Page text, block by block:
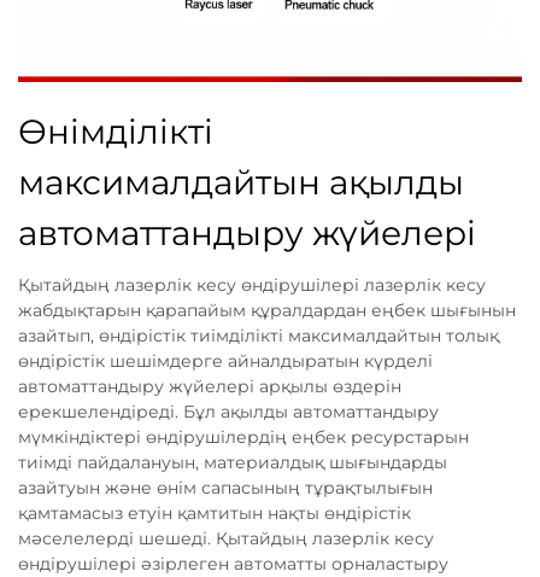
Өнімділікті
максималдайтын ақылды
автоматтандыру жүйелері
Қытайдың лазерлік кесу өндірушілері лазерлік кесу
жабдықтарын қарапайым құралдардан еңбек шығынын
азайтып, өндірістік тиімділікті максималдайтын толық
өндірістік шешімдерге айналдыратын күрделі
автоматтандыру жүйелері арқылы өздерін
ерекшелендіреді. Бұл ақылды автоматтандыру
мүмкіндіктері өндірушілердің еңбек ресурстарын
тиімді пайдалануын, материалдық шығындарды
азайтуын және өнім сапасының тұрақтылығын
қамтамасыз етуін қамтитын нақты өндірістік
мәселелерді шешеді. Қытайдың лазерлік кесу
өндірушілері әзірлеген автоматты орналастыру